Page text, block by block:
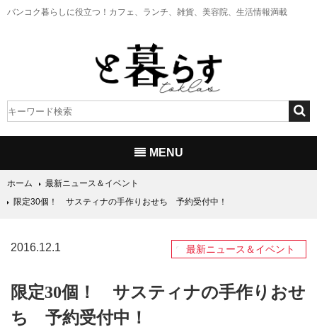
バンコク暮らしに役立つ！ カフェ、ランチ、雑貨、美容院、生活情報満載
MENU
ホーム
最新ニュース＆イベント
限定30個！ サスティナの手作りおせち 予約受付中！
2016.12.1 最新ニュース＆イベント
限定30個！ サスティナの手作りおせ
ち 予約受付中！